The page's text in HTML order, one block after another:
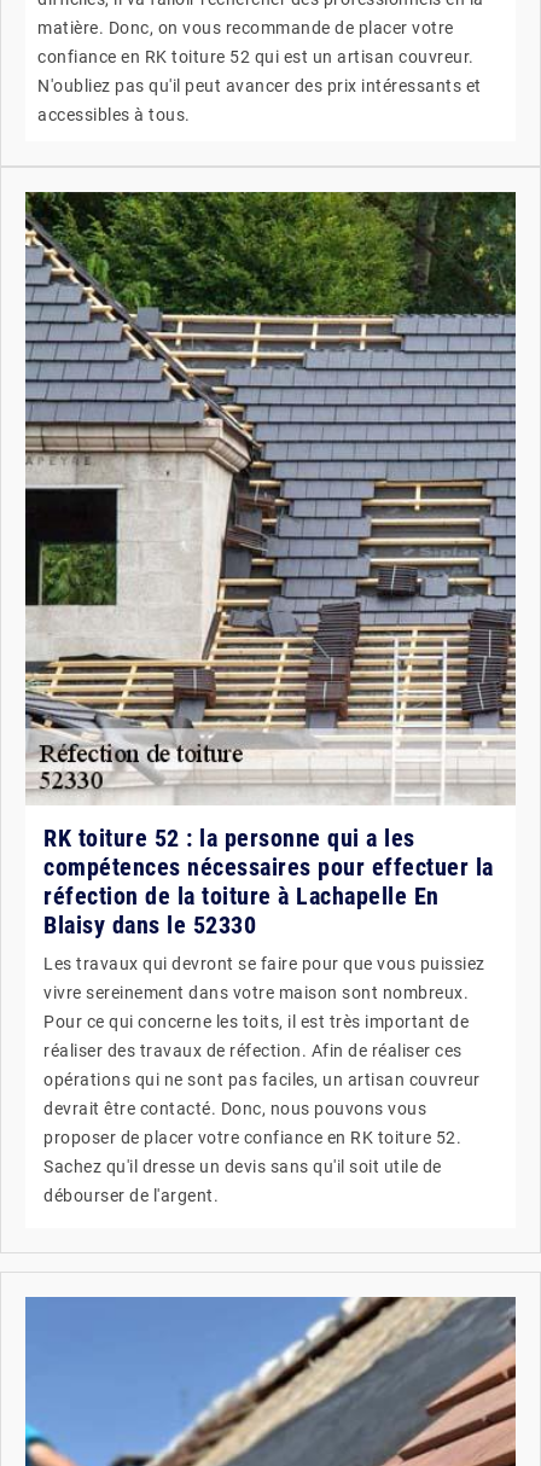
matière. Donc, on vous recommande de placer votre
confiance en RK toiture 52 qui est un artisan couvreur.
N'oubliez pas qu'il peut avancer des prix intéressants et
accessibles à tous.
RK toiture 52 : la personne qui a les
compétences nécessaires pour effectuer la
réfection de la toiture à Lachapelle En
Blaisy dans le 52330
Les travaux qui devront se faire pour que vous puissiez
vivre sereinement dans votre maison sont nombreux.
Pour ce qui concerne les toits, il est très important de
réaliser des travaux de réfection. Afin de réaliser ces
opérations qui ne sont pas faciles, un artisan couvreur
devrait être contacté. Donc, nous pouvons vous
proposer de placer votre confiance en RK toiture 52.
Sachez qu'il dresse un devis sans qu'il soit utile de
débourser de l'argent.